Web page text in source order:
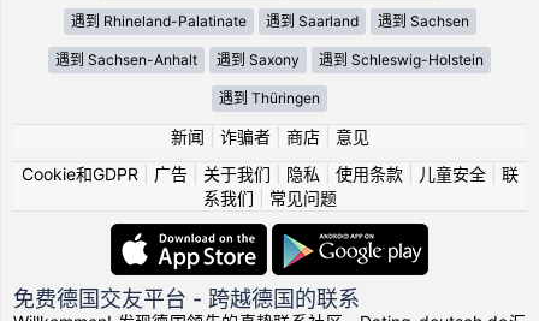
遇到 Rhineland-Palatinate 遇到 Saarland 遇到 Sachsen
遇到 Sachsen-Anhalt 遇到 Saxony 遇到 Schleswig-Holstein
遇到 Thüringen
新闻 诈骗者| 商店| 意见
Cookie和GDPR
广告| 关于我们 隐私 使用条款| 儿童安全| 联
系我们
常见问题
免费德国交友平台 - 跨越德国的联系